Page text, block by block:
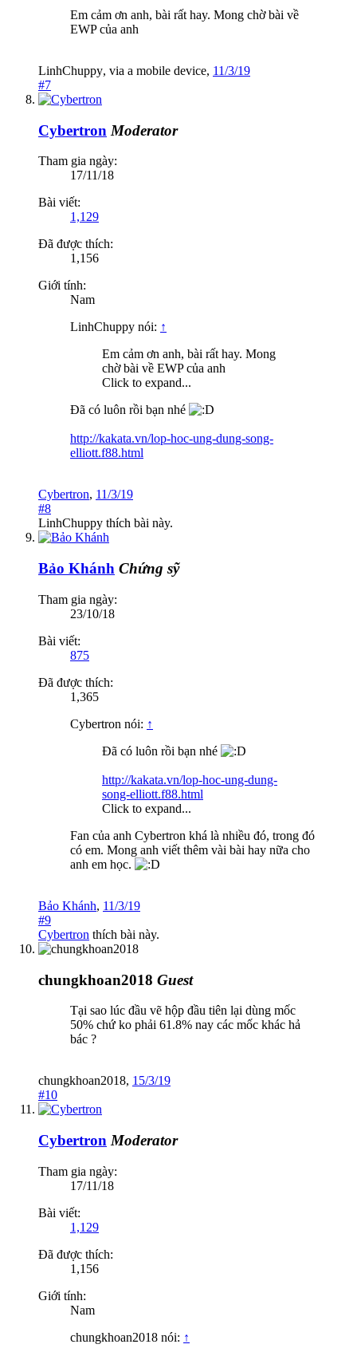
Em cảm ơn anh, bài rất hay. Mong chờ bài về
EWP của anh
LinhChuppy, via a mobile device, 11/3/19
#7
Cybertron Moderator
Tham gia ngày:
17/11/18
Bài viết:
1,129
Đã được thích:
1,156
Giới tính:
Nam
LinhChuppy nói: ↑
Em cảm ơn anh, bài rất hay. Mong
chờ bài về EWP của anh
Click to expand...
Đã có luôn rồi bạn nhé
http://kakata.vn/lop-hoc-ung-dung-song-
elliott.f88.html
Cybertron, 11/3/19
#8
LinhChuppy thích bài này.
Bảo Khánh Chứng sỹ
Tham gia ngày:
23/10/18
Bài viết:
875
Đã được thích:
1,365
Cybertron nói: ↑
Đã có luôn rồi bạn nhé
http://kakata.vn/lop-hoc-ung-dung-
song-elliott.f88.html
Click to expand...
Fan của anh Cybertron khá là nhiều đó, trong đó
có em. Mong anh viết thêm vài bài hay nữa cho
anh em học.
Bảo Khánh, 11/3/19
#9
Cybertron thích bài này.
chungkhoan2018 Guest
Tại sao lúc đầu vẽ hộp đầu tiên lại dùng mốc
50% chứ ko phải 61.8% nay các mốc khác hả
bác ?
chungkhoan2018, 15/3/19
#10
Cybertron Moderator
Tham gia ngày:
17/11/18
Bài viết:
1,129
Đã được thích:
1,156
Giới tính:
Nam
chungkhoan2018 nói: ↑